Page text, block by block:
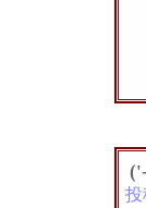
投